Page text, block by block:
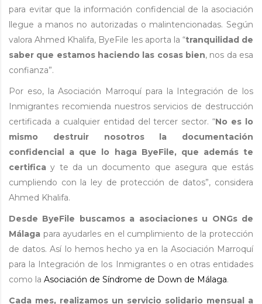
para evitar que la información confidencial de la asociación
llegue a manos no autorizadas o malintencionadas. Según
valora Ahmed Khalifa, ByeFile les aporta la “tranquilidad de
saber que estamos haciendo las cosas bien, nos da esa
confianza”.
Por eso, la Asociación Marroquí para la Integración de los
Inmigrantes recomienda nuestros servicios de destrucción
certificada a cualquier entidad del tercer sector. “No es lo
mismo destruir nosotros la documentación
confidencial a que lo haga ByeFile, que además te
certifica y te da un documento que asegura que estás
cumpliendo con la ley de protección de datos”, considera
Ahmed Khalifa.
Desde ByeFile buscamos a asociaciones u ONGs de
Málaga para ayudarles en el cumplimiento de la protección
de datos. Así lo hemos hecho ya en la Asociación Marroquí
para la Integración de los Inmigrantes o en otras entidades
como la Asociación de Síndrome de Down de Málaga.
Cada mes, realizamos un servicio solidario mensual a